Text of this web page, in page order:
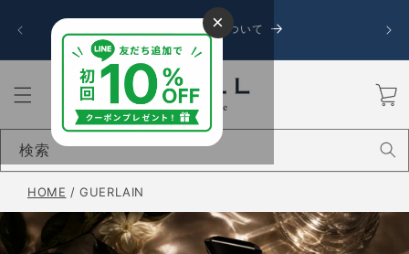
ンツに
進む
お盆期間中の発送について
送に
ー
検索
HOME /GUERLAIN
×